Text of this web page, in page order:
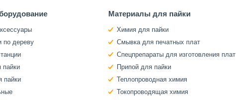
по дереву
пайки
пайки
Материалы для пайки
Химия для пайки
Смывка для печатных плат
Спецпрепараты для изготовления плат
Припой для пайки
Теплопроводная химия
Токопроводящая химия